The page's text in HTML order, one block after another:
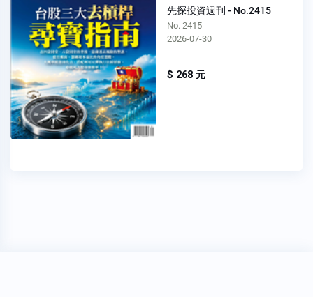
先探投資週刊 - No.2415
No. 2415
2026-07-30
$ 268 元